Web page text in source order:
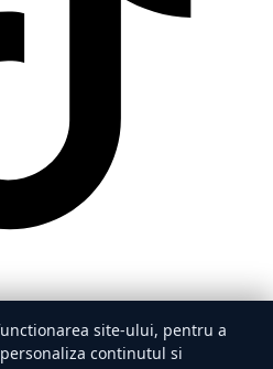
site-ului, pentru a
continutul si